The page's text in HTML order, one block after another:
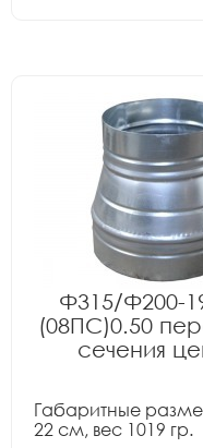
Ф315/Ф200-
(08ПС)0.50
сечения
Габаритные
22 см, вес 1019 гр.